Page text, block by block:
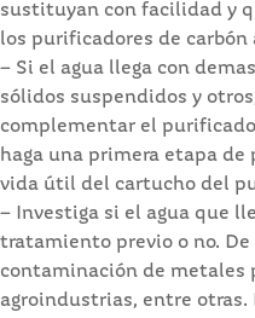
sustituyan con facilidad y
los purificadores de
– Si el agua llega con
sólidos suspendidos y
complementar el
haga una primera etapa
vida útil del cartucho del
– Investiga si el agua que
tratamiento previo o no.
contaminación de metales
agroindustrias, entre